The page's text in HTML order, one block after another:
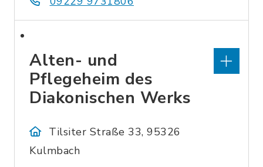
Alten- und
Pflegeheim des
Diakonischen Werks
Tilsiter Straße 33, 95326
Kulmbach